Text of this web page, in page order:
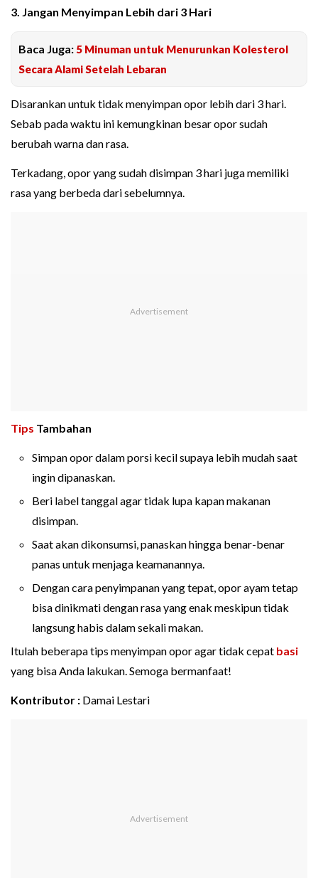
3. Jangan Menyimpan Lebih dari 3 Hari
Baca Juga: 5 Minuman untuk Menurunkan Kolesterol
Secara Alami Setelah Lebaran
Disarankan untuk tidak menyimpan opor lebih dari 3 hari.
Sebab pada waktu ini kemungkinan besar opor sudah
berubah warna dan rasa.
Terkadang, opor yang sudah disimpan 3 hari juga memiliki
rasa yang berbeda dari sebelumnya.
Tips Tambahan
Simpan opor dalam porsi kecil supaya lebih mudah saat
ingin dipanaskan.
Beri label tanggal agar tidak lupa kapan makanan
disimpan.
Saat akan dikonsumsi, panaskan hingga benar-benar
panas untuk menjaga keamanannya.
Dengan cara penyimpanan yang tepat, opor ayam tetap
bisa dinikmati dengan rasa yang enak meskipun tidak
langsung habis dalam sekali makan.
Itulah beberapa tips menyimpan opor agar tidak cepat basi
yang bisa Anda lakukan. Semoga bermanfaat!
Kontributor : Damai Lestari